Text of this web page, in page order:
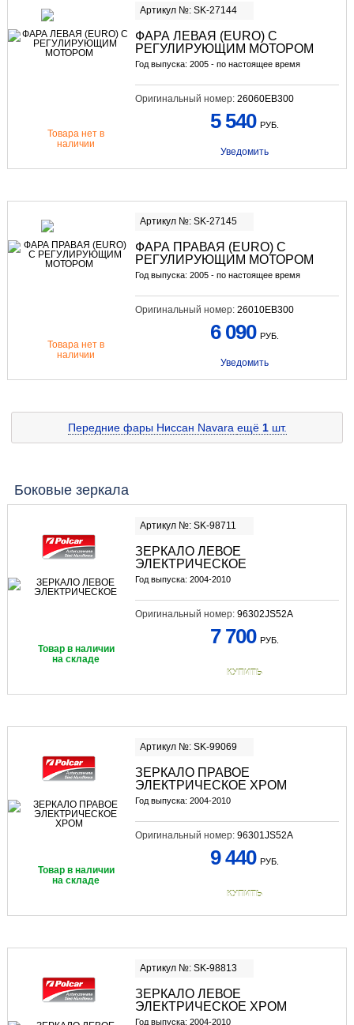
Артикул №: SK-27144
ФАРА ЛЕВАЯ (EURO) С
РЕГУЛИРУЮЩИМ МОТОРОМ
Год выпуска: 2005 - по настоящее время
Оригинальный номер: 26060EB300
Товара нет в
наличии
5 540 РУБ.
Уведомить
Артикул №: SK-27145
ФАРА ПРАВАЯ (EURO) С
РЕГУЛИРУЮЩИМ МОТОРОМ
Год выпуска: 2005 - по настоящее время
Оригинальный номер: 26010EB300
Товара нет в
наличии
6 090 РУБ.
Уведомить
Передние фары Ниссан Navara ещё 1шт.
Боковые зеркала
Артикул №: SK-98711
ЗЕРКАЛО ЛЕВОЕ
ЭЛЕКТРИЧЕСКОЕ
Год выпуска: 2004-2010
Оригинальный номер: 96302JS52A
Товар в наличии
на складе
7 700 РУБ.
КУПИТЬ
Артикул №: SK-99069
ЗЕРКАЛО ПРАВОЕ
ЭЛЕКТРИЧЕСКОЕ ХРОМ
Год выпуска: 2004-2010
Оригинальный номер: 96301JS52A
Товар в наличии
на складе
9 440 РУБ.
КУПИТЬ
Артикул №: SK-98813
ЗЕРКАЛО ЛЕВОЕ
ЭЛЕКТРИЧЕСКОЕ ХРОМ
Год выпуска: 2004-2010